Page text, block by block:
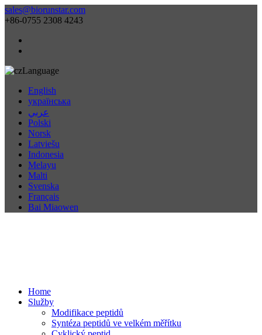
sales@biorunstar.com
+86-0755 2308 4243
Language
English
українська
عربي
Polski
Norsk
Latviešu
Indonesia
Melayu
Malti
Svenska
Français
Bai Miaowen
Home
Služby
Modifikace peptidů
Syntéza peptidů ve velkém měřítku